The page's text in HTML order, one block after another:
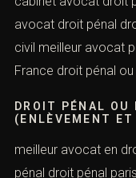
affaires avocat
pénalistes
CABINET ACI
cabinet avocat droit
avocat droit pénal
civil meilleur avocat
de France droit